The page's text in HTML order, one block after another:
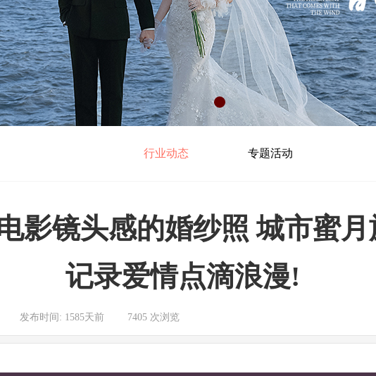
行业动态 专题活动
影镜头感的婚纱照 城市蜜
记录爱情点滴浪漫!
发布时间: 1585天前 7405 次浏览